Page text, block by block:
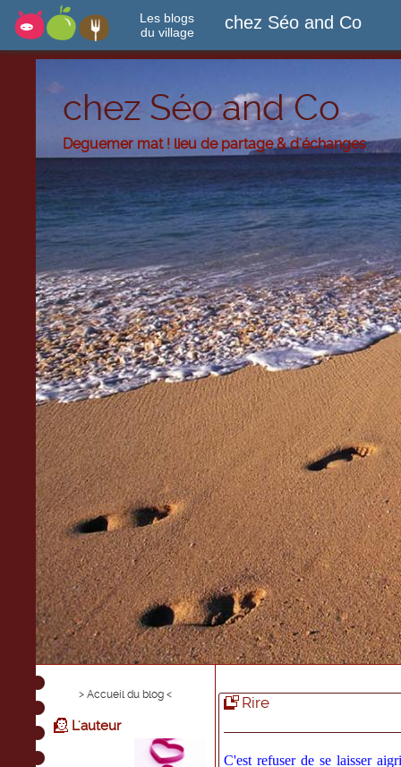
Les blogs
du village
chez Séo and Co
chez Séo and Co
Deguemer mat ! lieu de partage & d'échanges
> Accueil du blog <
L'auteur
Rire
C'est refuser de se laisser